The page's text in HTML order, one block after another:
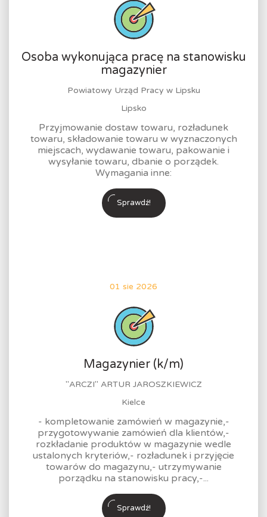
Osoba wykonująca pracę na stanowisku
magazynier
Powiatowy Urząd Pracy w Lipsku
Lipsko
Przyjmowanie dostaw towaru, rozładunek
towaru, składowanie towaru w wyznaczonych
miejscach, wydawanie towaru, pakowanie i
wysyłanie towaru, dbanie o porządek.
Wymagania inne:
Sprawdź!
01 sie 2026
Magazynier (k/m)
"ARCZI" ARTUR JAROSZKIEWICZ
Kielce
- kompletowanie zamówień w magazynie,-
przygotowywanie zamówień dla klientów,-
rozkładanie produktów w magazynie wedle
ustalonych kryteriów,- rozładunek i przyjęcie
towarów do magazynu,- utrzymywanie
porządku na stanowisku pracy,-...
Sprawdź!